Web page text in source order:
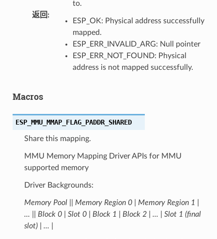
to.
返回:
ESP_OK: Physical address successfully
mapped.
ESP_ERR_INVALID_ARG: Null pointer
ESP_ERR_NOT_FOUND: Physical
address is not mapped successfully.
Macros
ESP_MMU_MMAP_FLAG_PADDR_SHARED
Share this mapping.
MMU Memory Mapping Driver APIs for MMU
supported memory
Driver Backgrounds:
Memory Pool |
| Memory Region 0 | Memory Region 1 |
... |
| Block 0 | Slot 0 | Block 1 | Block 2 | ... | Slot 1 (final
slot) | ... |